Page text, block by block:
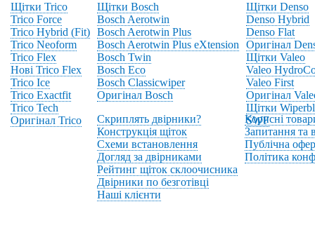
Щітки Trico
Trico Force
Trico Hybrid (Fit)
Trico Neoform
Trico Flex
Нові Trico Flex
Trico Ice
Trico Exactfit
Trico Tech
Оригінал Trico
Щітки Bosch
Bosch Aerotwin
Bosch Aerotwin Plus
Bosch Aerotwin Plus eXtension
Bosch Twin
Bosch Eco
Bosch Classicwiper
Оригінал Bosch
Щітки Denso
Denso Hybrid
Denso Flat
Оригінал
Щітки Valeo
Valeo
Valeo First
Оригінал
Щітки
SWF
Скриплять двірники?
Конструкція щіток
Схеми встановлення
Догляд за двірниками
Рейтинг щіток склоочисника
Двірники по безготівці
Наші клієнти
Корисні
Запитання та
Публічна
Політика